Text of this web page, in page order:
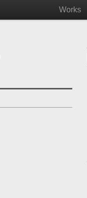
Works